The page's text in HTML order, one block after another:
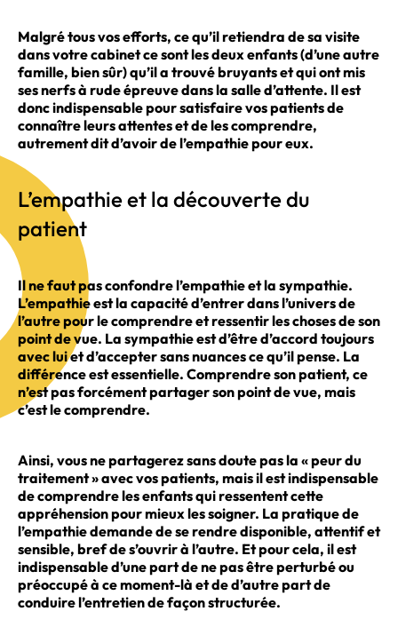
Malgré tous vos efforts, ce qu’il retiendra de sa visite
dans votre cabinet ce sont les deux enfants (d’une autre
famille, bien sûr) qu’il a trouvé bruyants et qui ont mis
ses nerfs à rude épreuve dans la salle d’attente. Il est
donc indispensable pour satisfaire vos patients de
connaître leurs attentes et de les comprendre,
autrement dit d’avoir de l’empathie pour eux.
L’empathie et la découverte du
patient
Il ne faut pas confondre l’empathie et la sympathie.
L’empathie est la capacité d’entrer dans l’univers de
l’autre pour le comprendre et ressentir les choses de son
point de vue. La sympathie est d’être d’accord toujours
avec lui et d’accepter sans nuances ce qu’il pense. La
différence est essentielle. Comprendre son patient, ce
n’est pas forcément partager son point de vue, mais
c’est le comprendre.
Ainsi, vous ne partagerez sans doute pas la « peur du
traitement » avec vos patients, mais il est indispensable
de comprendre les enfants qui ressentent cette
appréhension pour mieux les soigner. La pratique de
l’empathie demande de se rendre disponible, attentif et
sensible, bref de s’ouvrir à l’autre. Et pour cela, il est
indispensable d’une part de ne pas être perturbé ou
préoccupé à ce moment-là et de d’autre part de
conduire l’entretien de façon structurée.